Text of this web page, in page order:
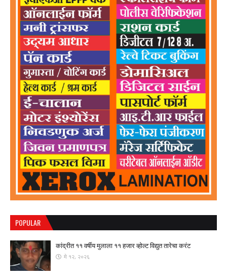
POPULAR
कांद्रीत ११ वर्षीय मुलाला ११ हजार व्होल्ट विद्युत तारेचा करंट
मे १२, २०२६